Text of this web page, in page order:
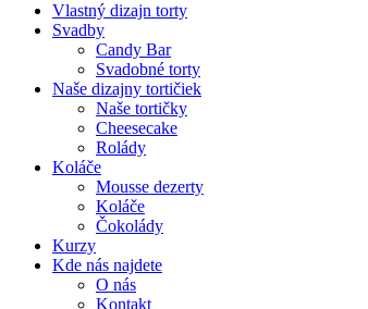
Vlastný dizajn torty
Svadby
Candy Bar
Svadobné torty
Naše dizajny tortičiek
Naše tortičky
Cheesecake
Rolády
Koláče
Mousse dezerty
Koláče
Čokolády
Kurzy
Kde nás najdete
O nás
Kontakt